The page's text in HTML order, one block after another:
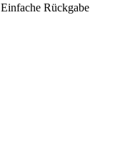
Einfache Rückgabe